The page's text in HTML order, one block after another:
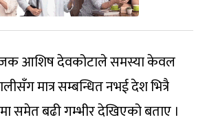
आशिष देवकोटाले समस्या केवल
मात्र सम्बन्धित नभई देश भित्रै
समेत बढी गम्भीर देखिएको बताए ।